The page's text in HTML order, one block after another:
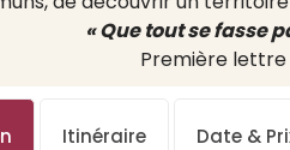
« Que tout se fasse
Première lettre
Itinéraire Date &